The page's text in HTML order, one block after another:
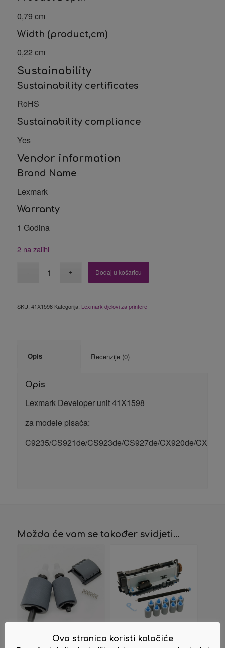
0,79 cm
Width (product,cm)
0,22 cm
Sustainability
Sustainability certificates
RoHS
Sustainability compliance
Yes
Vendor information
Brand Name
Lexmark
Warranty
1 Godina
2 na zalihi
Dodaj u košaricu
SKU: 41X1598 Kategorija: Lexmark djelovi za printere
Opis Recenzije (0)
Opis
Lexmark Developer unit 41X1598
za modele pisača:
C9235/CS921de/CS923de/CS927de/CX920de/
Možda će vam se također svidjeti…
ADF Roller Maintance Kit
Ova stranica koristi kolačiće